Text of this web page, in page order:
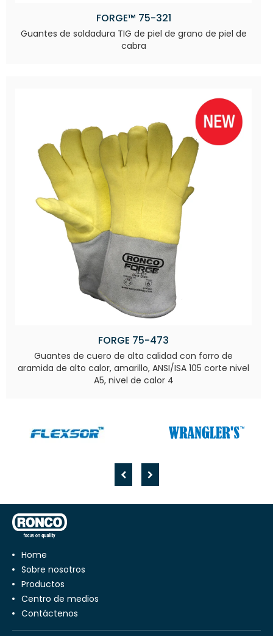
FORGE™ 75-321
Guantes de soldadura TIG de piel de grano de piel de
cabra
FORGE 75-473
Guantes de cuero de alta calidad con forro de
aramida de alto calor, amarillo, ANSI/ISA 105 corte nivel
A5, nivel de calor 4
Home
Sobre nosotros
Productos
Centro de medios
Contáctenos